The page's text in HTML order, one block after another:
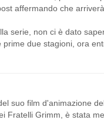
affermando che
serie, non ci è dato
due stagioni, ora
suo film d'animazione
Fratelli Grimm, è stata